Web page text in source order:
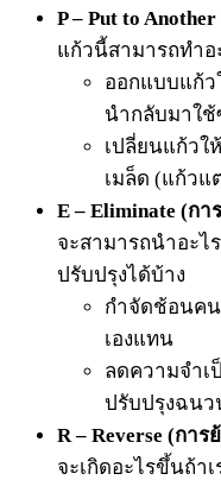
P – Put to
แก้วนี้สามารถทำอ
ออกแบบแก้
นำกลับมาใช้
เปลี่ยนแก้วใ
เมล็ด (แก้วแ
E – Eliminate (กา
จะสามารถนำอะ
ปรับปรุงได้บ้าง
กำจัดช้อนค
เองแทน
ลดความจำเ
ปรับปรุงฉน
R – Reverse (กา
จะเกิดอะไรขึ้นถ้า